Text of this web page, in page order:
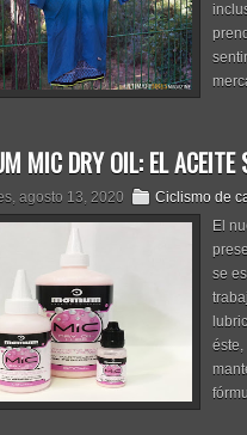
MIC DRY OIL: EL ACEITE
agosto 13, 2020 Ciclismo de
El
se
éste,